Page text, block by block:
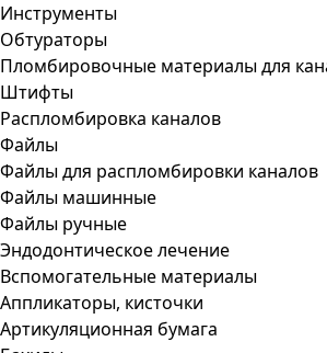
Инструменты
Обтураторы
Пломбировочные материалы для
Штифты
Распломбировка каналов
Файлы
Файлы для распломбировки каналов
Файлы машинные
Файлы ручные
Эндодонтическое лечение
Вспомогательные материалы
Аппликаторы, кисточки
Артикуляционная бумага